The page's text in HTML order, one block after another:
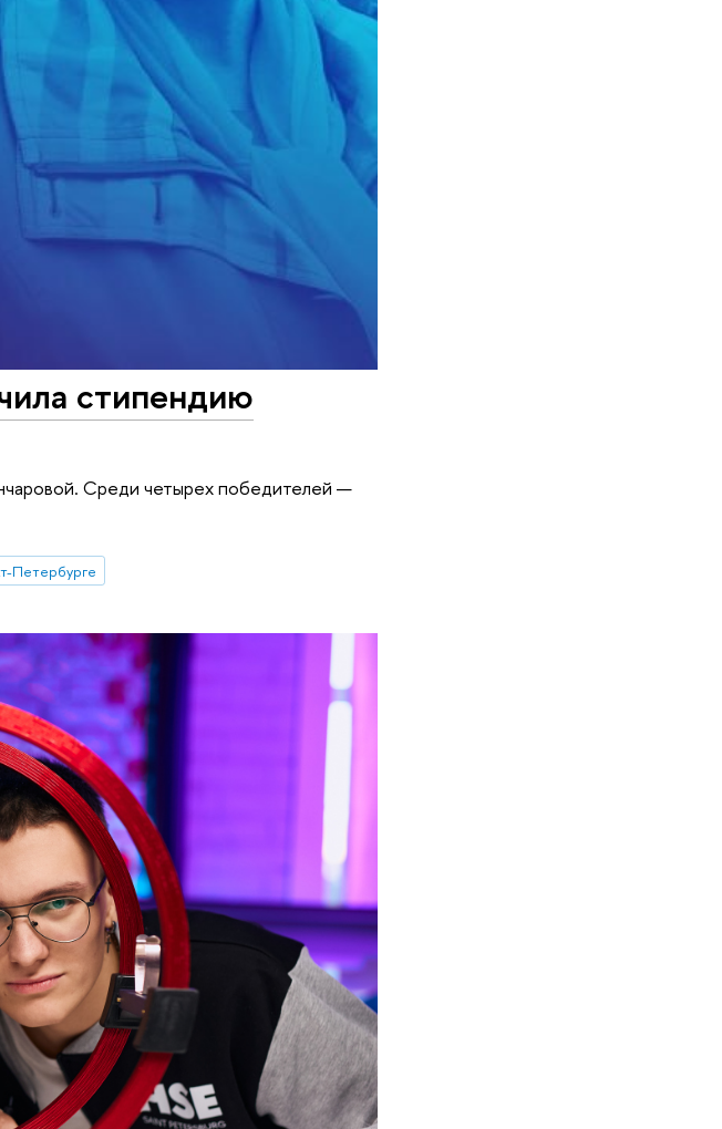
стипендию
Среди четырех победителей —
Петербурге